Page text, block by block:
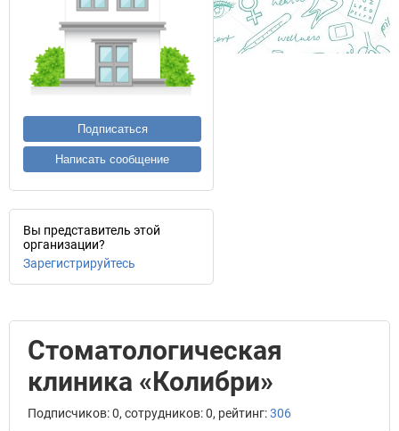
Подписаться
Написать сообщение
Вы представитель этой
организации?
Зарегистрируйтесь
Стоматологическая
клиника «Колибри»
Подписчиков: 0, сотрудников: 0, рейтинг:306